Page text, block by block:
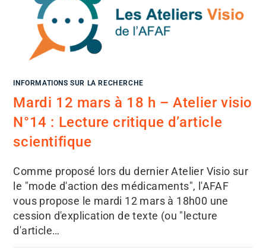
INFORMATIONS SUR LA RECHERCHE
Mardi 12 mars à 18 h – Atelier visio
N°14 : Lecture critique d’article
scientifique
Comme proposé lors du dernier Atelier Visio sur
le "mode d'action des médicaments", l'AFAF
vous propose le mardi 12 mars à 18h00 une
cession d'explication de texte (ou "lecture
d'article…